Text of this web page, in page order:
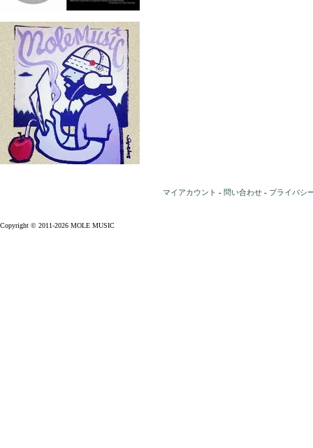
マイアカウント - 問い合わせ - プライバシ
Copyright © 2011-2026 MOLE MUSIC